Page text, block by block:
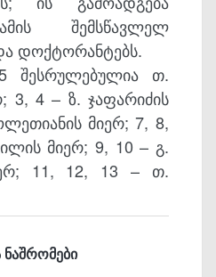
შემსწავლელ
დოქტორანტებს.
შესრულებულია თ.
3, 4 – ზ. ჯაფარიძის
მიერ; 7, 8,
მიერ; 9, 10 – გ.
11, 12, 13 – თ.
ნაშრომები